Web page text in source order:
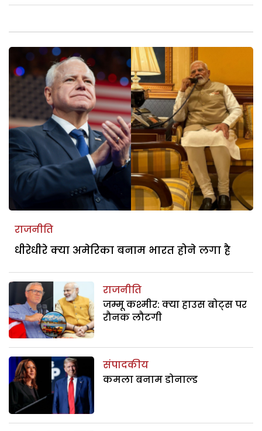
राजनीति
धीरेधीरे क्या अमेरिका बनाम भारत होने लगा है
राजनीति
जम्मू कश्मीर: क्या हाउस बोट्स पर
रौनक लौटगी
संपादकीय
कमला बनाम डोनाल्ड